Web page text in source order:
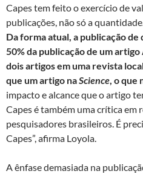
Capes tem feito o exercício de
publicações, não só a
Da forma atual, a publicação de
50% da publicação de um
dois artigos em uma revista
que um artigo naScience, o que
impacto e alcance que o artigo
Capes é também uma crítica em
pesquisadores brasileiros. É
Capes”, afirma Loyola.
A ênfase demasiada na